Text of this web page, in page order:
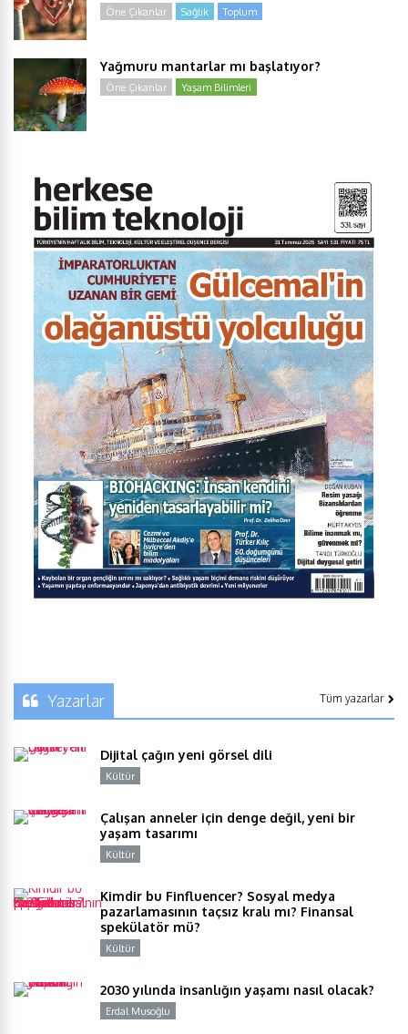
Öne Çıkanlar Sağlık Toplum
Yağmuru mantarlar mı başlatıyor?
Öne Çıkanlar Yaşam Bilimleri
Yazarlar Tüm yazarlar
Dijital çağın yeni görsel dili
Kültür
Çalışan anneler için denge değil, yeni bir
yaşam tasarımı
Kültür
Kimdir bu Finfluencer? Sosyal medya
pazarlamasının taçsız kralı mı? Finansal
spekülatör mü?
Kültür
2030 yılında insanlığın yaşamı nasıl olacak?
Erdal Musoğlu